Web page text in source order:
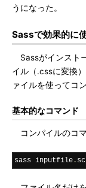
うになった。
Sassで効果的に
Sassがインスト
イル（.cssに変換
ァイルを使ってコ
基本的なコマンド
コンパイルのコ
sass inputfile .